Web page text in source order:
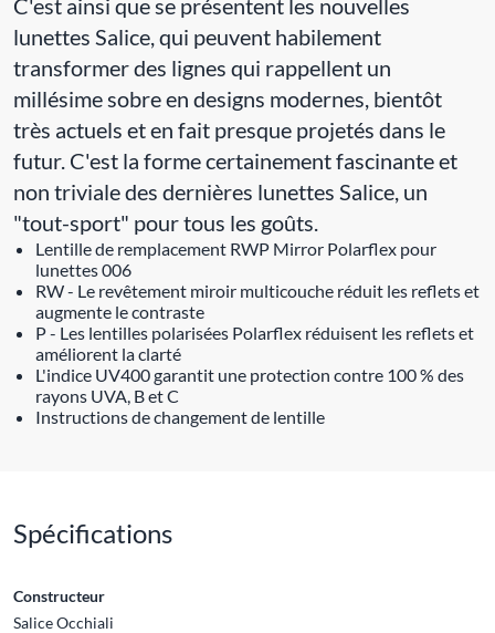
C'est ainsi que se présentent les nouvelles
lunettes Salice, qui peuvent habilement
transformer des lignes qui rappellent un
millésime sobre en designs modernes, bientôt
très actuels et en fait presque projetés dans le
futur. C'est la forme certainement fascinante et
non triviale des dernières lunettes Salice, un
"tout-sport" pour tous les goûts.
Lentille de remplacement RWP Mirror Polarflex pour
lunettes 006
RW - Le revêtement miroir multicouche réduit les reflets et
augmente le contraste
P - Les lentilles polarisées Polarflex réduisent les reflets et
améliorent la clarté
L'indice UV400 garantit une protection contre 100 % des
rayons UVA, B et C
Instructions de changement de lentille
Spécifications
Constructeur
Salice Occhiali